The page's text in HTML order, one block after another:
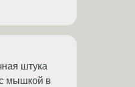
штука
с мышкой в